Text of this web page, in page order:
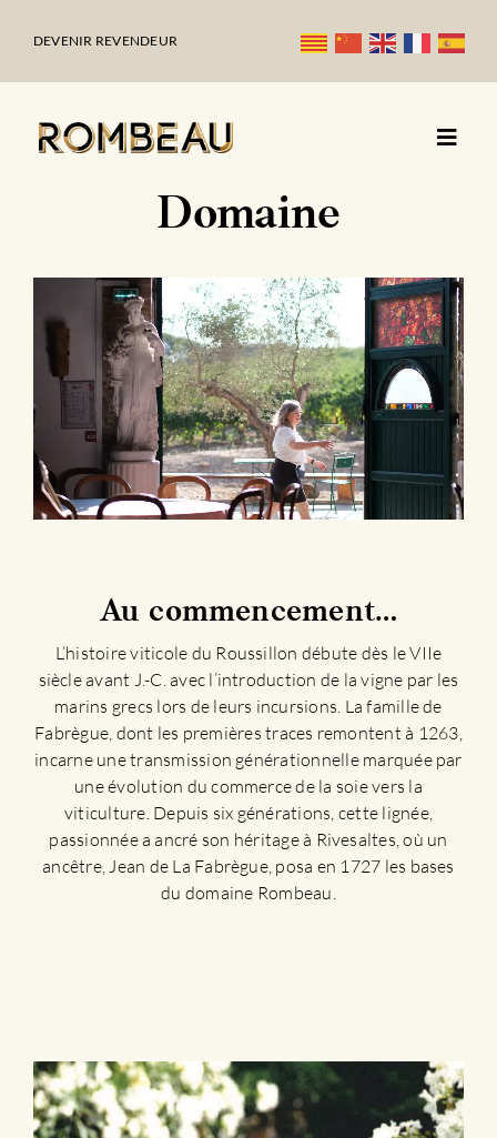
DEVENIR REVENDEUR
Domaine
Au commencement…
L’histoire viticole du Roussillon débute dès le VIIe
siècle avant J.-C. avec l’introduction de la vigne par les
marins grecs lors de leurs incursions. La famille de
Fabrègue, dont les premières traces remontent à 1263,
incarne une transmission générationnelle marquée par
une évolution du commerce de la soie vers la
viticulture. Depuis six générations, cette lignée,
passionnée a ancré son héritage à Rivesaltes, où un
ancêtre, Jean de La Fabrègue, posa en 1727 les bases
du domaine Rombeau.